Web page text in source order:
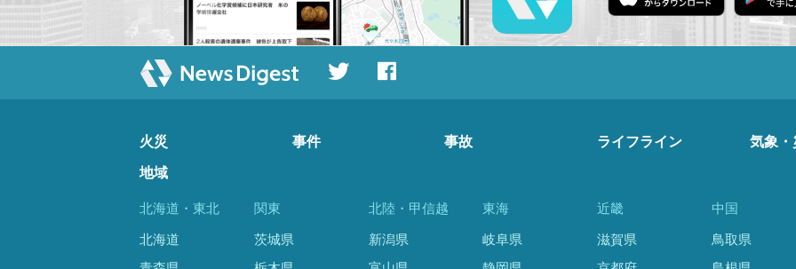
火災 事件 事故 ライフライン 気象・
地域
北海道・東北
北海道
関東
茨城県
北陸・甲信越
新潟県
東海
岐阜県
近畿
滋賀県
中国
鳥取県